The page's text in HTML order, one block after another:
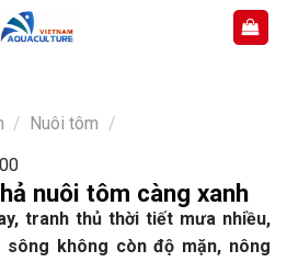
/ Nuôi tôm /
nuôi tôm càng xanh
tranh thủ thời tiết mưa nhiều,
không còn độ mặn, nông